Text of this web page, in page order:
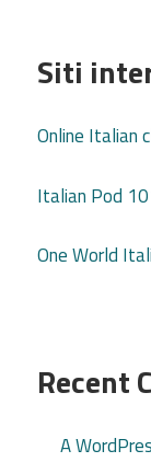
Siti
Online Italian
Italian Pod
One World
Recent
A